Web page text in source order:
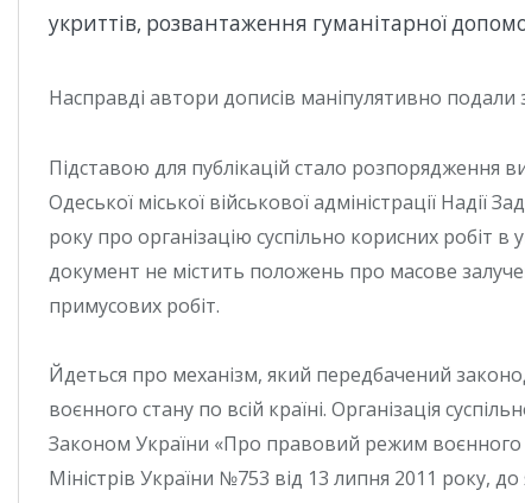
укриттів, розвантаження гуманітарної
Насправді автори дописів маніпулятивно подали
Підставою для публікацій стало розпорядження
Одеської міської військової адміністрації Надії
року про організацію суспільно корисних робіт
документ не містить положень про масове
примусових робіт.
Йдеться про механізм, який передбачений
воєнного стану по всій країні. Організація
Законом України «Про правовий режим воєнного
Міністрів України №753 від 13 липня 2011 року, до